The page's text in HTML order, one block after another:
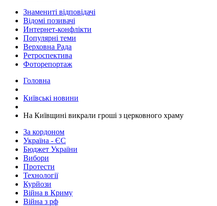
Знамениті відповідачі
Відомі позивачі
Интернет-конфлікти
Популярні теми
Верховна Рада
Ретроспектива
Фоторепортаж
Головна
Київські новини
На Київщині викрали гроші з церковного храму
За кордоном
Україна - ЄС
Бюджет України
Вибори
Протести
Технології
Курйози
Війна в Криму
Війна з рф